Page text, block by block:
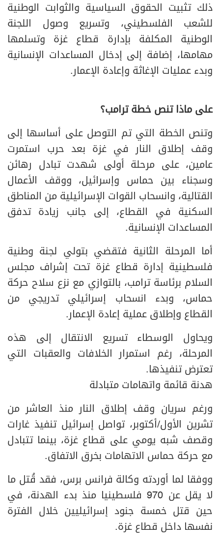
ذلك تثبيت الحقوق السياسية والثوابت الوطنية
للشعب الفلسطيني، وتسريع وصول اللجنة
الوطنية المكلفة بإدارة قطاع غزة وتسلمها
مهامها، إضافة إلى إدخال المساعدات الإنسانية
وبدء عمليات الإغاثة وإعادة الإعمار.
على ماذا تنص خطة ترامب؟
وتنص الخطة التي تم التوصل على أساسها إلى
وقف إطلاق النار في غزة بعد حرب استمرت
عامين، على مرحلة أولى شهدت تبادل رهائن
وسجناء بين حماس وإسرائيل، ووقف الأعمال
القتالية، وانسحاب القوات الإسرائيلية من المناطق
السكنية في القطاع، إلى جانب زيادة تدفق
المساعدات الإنسانية.
أما المرحلة الثانية فتقضي بتولي لجنة وطنية
فلسطينية إدارة قطاع غزة تحت إشراف مجلس
السلام برئاسة ترامب، بالتوازي مع نزع سلاح حركة
حماس، وبدء انسحاب إسرائيلي تدريجي من
القطاع وإطلاق عملية إعادة الإعمار.
ويحاول الوسطاء تسريع الانتقال إلى هذه
المرحلة، رغم استمرار الخلافات والعقبات التي
تعترض تنفيذها.
هدنة قائمة واتهامات متبادلة
ورغم سريان وقف إطلاق النار منذ العاشر من
تشرين الأول/أكتوبر، تواصل إسرائيل تنفيذ غارات
وقصف شبه يومي على قطاع غزة، بينما تتبادل
مع حركة حماس الاتهامات بخرق الاتفاق.
ووفقا لما أوردته وكالة فرانس برس، فقد قُتل ما
لا يقل عن 970 فلسطينيا منذ بدء الهدنة، في
حين قتل خمسة جنود إسرائيليين خلال الفترة
نفسها داخل قطاع غزة.